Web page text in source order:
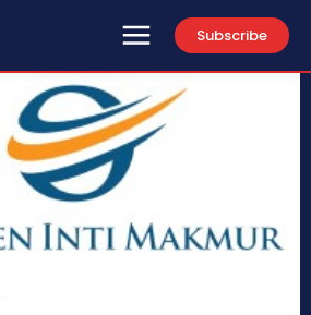
Subscribe